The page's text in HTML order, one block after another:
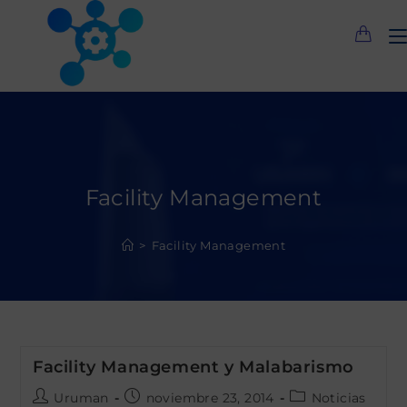
Facility Management
> Facility Management
Facility Management y Malabarismo
AutorUruman
Publicación
noviembre 23, 2014
Categoría
Noticias